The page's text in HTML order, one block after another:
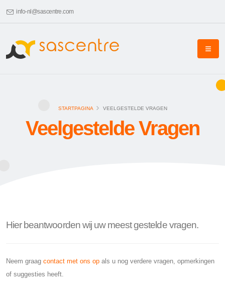
info-nl@sascentre.com
STARTPAGINA VEELGESTELDE VRAGEN
Veelgestelde Vragen
Hier beantwoorden wij uw meest gestelde vragen.
Neem graag contact met ons op als u nog verdere vragen, opmerkingen
of suggesties heeft.